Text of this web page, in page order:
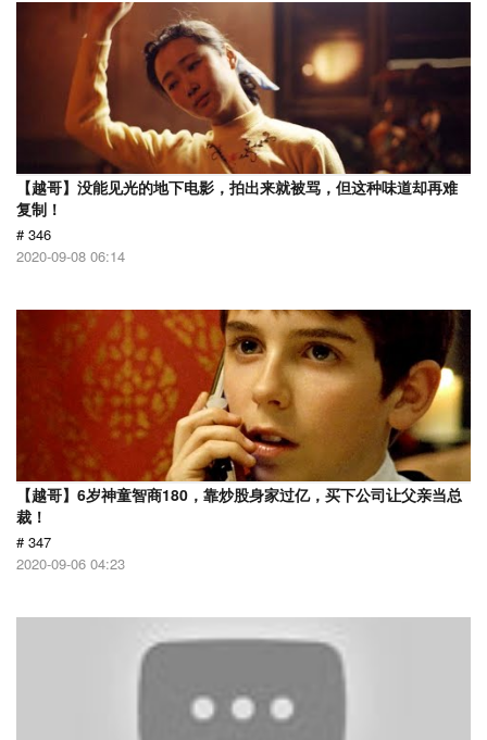
【越哥】没能见光的地下电影，拍出来就被骂，但这种味道却再难
复制！
# 346
2020-09-08 06:14
【越哥】6岁神童智商180，靠炒股身家过亿，买下公司让父亲当总
裁！
# 347
2020-09-06 04:23